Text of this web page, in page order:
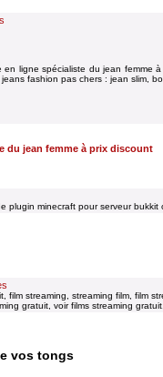
en ligne spécialiste du jean femme
fashion pas chers : jean slim,
du jean femme à prix discount
plugin minecraft pour serveur bukkit
film streaming, streaming film, film
gratuit, voir films streaming
vos tongs